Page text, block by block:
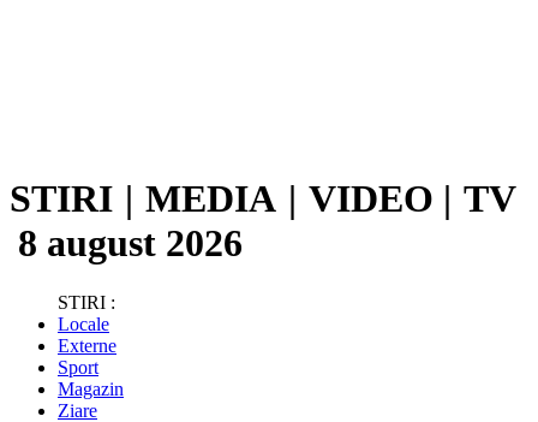
STIRI | MEDIA | VIDEO | TV
8 august 2026
STIRI :
Locale
Externe
Sport
Magazin
Ziare